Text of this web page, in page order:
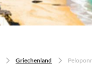
Griechenland